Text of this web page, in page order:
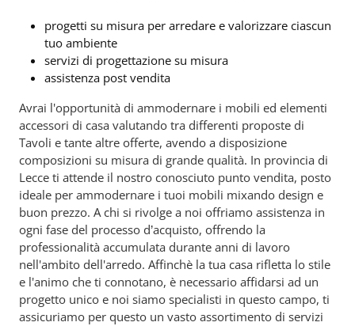
progetti su misura per arredare e valorizzare ciascun
tuo ambiente
servizi di progettazione su misura
assistenza post vendita
Avrai l'opportunità di ammodernare i mobili ed elementi
accessori di casa valutando tra differenti proposte di
Tavoli e tante altre offerte, avendo a disposizione
composizioni su misura di grande qualità. In provincia di
Lecce ti attende il nostro conosciuto punto vendita, posto
ideale per ammodernare i tuoi mobili mixando design e
buon prezzo. A chi si rivolge a noi offriamo assistenza in
ogni fase del processo d’acquisto, offrendo la
professionalità accumulata durante anni di lavoro
nell'ambito dell'arredo. Affinchè la tua casa rifletta lo stile
e l'animo che ti connotano, è necessario affidarsi ad un
progetto unico e noi siamo specialisti in questo campo, ti
assicuriamo per questo un vasto assortimento di servizi